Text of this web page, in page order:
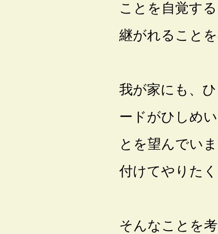
ことを自覚す
継がれること
我が家にも、
ードがひしめ
とを望んでい
付けてやりた
そんなことを